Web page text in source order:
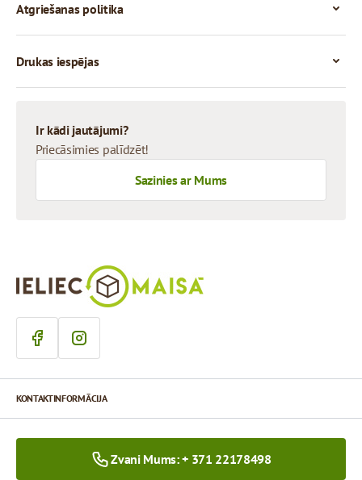
Atgriešanas politika
Drukas iespējas
Ir kādi jautājumi?
Priecāsimies palīdzēt!
Sazinies ar Mums
KONTAKTINFORMĀCIJA
Zvani Mums: + 371 22178498